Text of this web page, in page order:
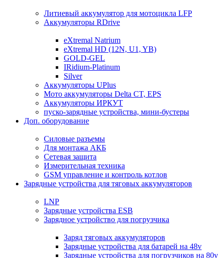
Литиевый аккумулятор для мотоцикла LFP
Аккумуляторы RDrive
eXtremal Natrium
eXtremal HD (12N, U1, YB)
GOLD-GEL
IRidium-Platinum
Silver
Аккумуляторы UPlus
Мото аккумуляторы Delta CT, EPS
Аккумуляторы ИРКУТ
пуско-зарядные устройства, мини-бустеры
Доп. оборудование
Силовые разъемы
Для монтажа АКБ
Сетевая защита
Измерительная техника
GSM управление и контроль котлов
Зарядные устройства для тяговых аккумуляторов
LNP
Зарядные устройства ESB
Зарядное устройство для погрузчика
Заряд тяговых аккумуляторов
Зарядные устройства для батарей на 48v
Зарядные устройства для погрузчиков на 80v